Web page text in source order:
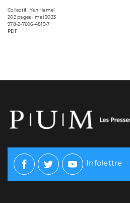
Collectif , Yan Hamel
202 pages • mai 2023
978-2-7606-4819-7
PDF
Facebook
TwitterYoutube
Infolettre